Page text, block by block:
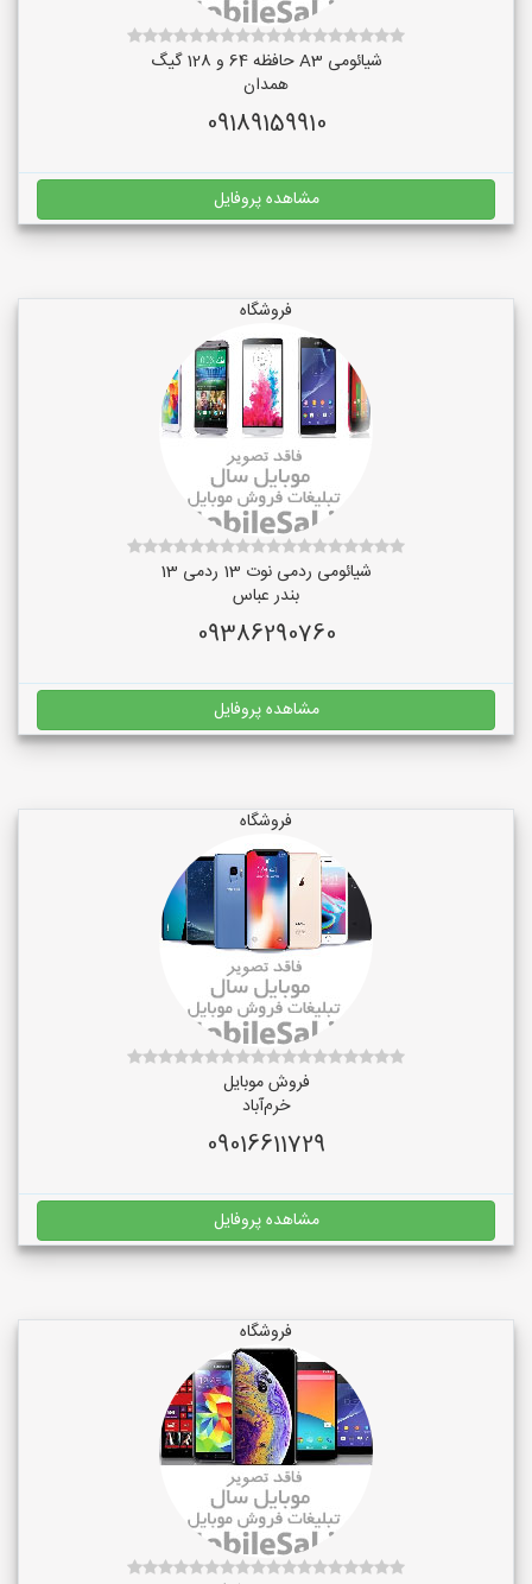
شیائومی A3 حافظه 64 و 128 گیگ
همدان
09189159910
مشاهده پروفایل
فروشگاه
شیائومی ردمی نوت 13 ردمی 13
بندر عباس
09386290760
مشاهده پروفایل
فروشگاه
فروش موبایل
خرم‌آباد
09016611729
مشاهده پروفایل
فروشگاه